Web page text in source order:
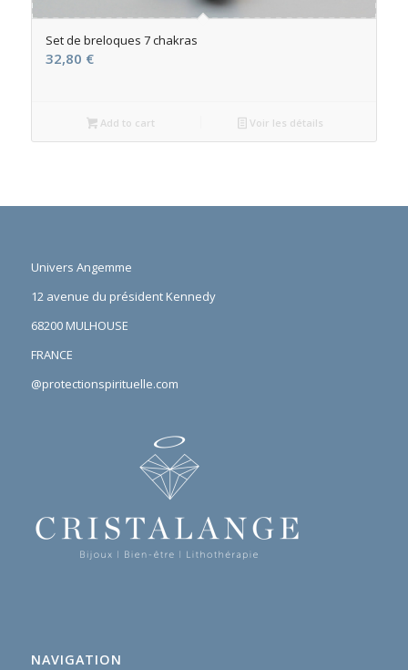
Set de breloques 7 chakras
32,80 €
Add to cart Voir les détails
Univers Angemme
12 avenue du président Kennedy
68200 MULHOUSE
FRANCE
@protectionspirituelle.com
NAVIGATION